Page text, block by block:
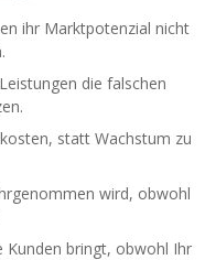
ihr Marktpotenzial nicht
die falschen
statt Wachstum zu
wird, obwohl
Kunden bringt, obwohl Ihr